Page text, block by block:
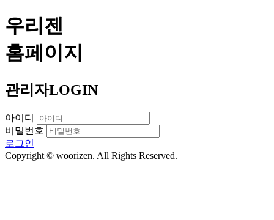
우리젠
홈페이지
관리자LOGIN
아이디
비밀번호
로그인
Copyright © woorizen. All Rights Reserved.